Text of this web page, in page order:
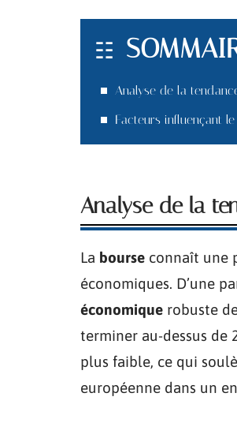
Analyse de la
Facteurs influençant
Analyse de la
La bourse connaît une
économiques. D’une
économique robuste
terminer au-dessus de
plus faible, ce qui
européenne dans un